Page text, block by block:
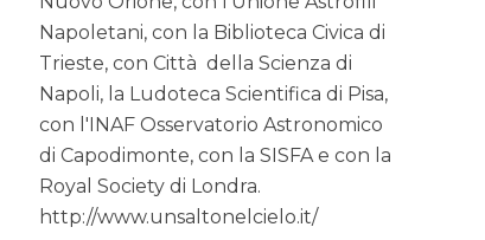
Napoletani, con la Biblioteca Civica di
Trieste, con Città della Scienza di
Napoli, la Ludoteca Scientifica di Pisa,
con l'INAF Osservatorio Astronomico
di Capodimonte, con la SISFA e con la
Royal Society di Londra.
http://www.unsaltonelcielo.it/